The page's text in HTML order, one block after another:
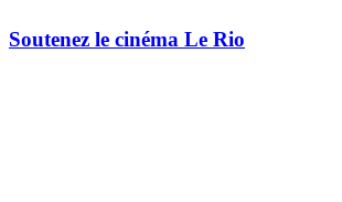
Soutenez le cinéma Le Rio